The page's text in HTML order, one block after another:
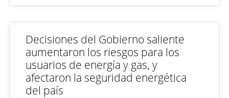
Decisiones del Gobierno saliente
aumentaron los riesgos para los
usuarios de energía y gas, y
afectaron la seguridad energética
del país